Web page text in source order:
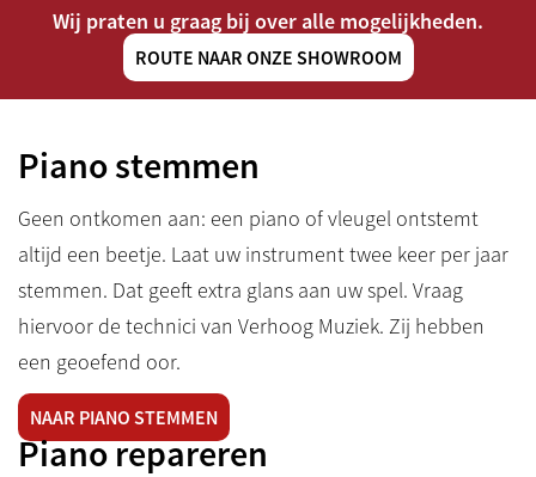
Wij praten u graag bij over alle mogelijkheden.
ROUTE NAAR ONZE SHOWROOM
Piano stemmen
Geen ontkomen aan: een piano of vleugel ontstemt
altijd een beetje. Laat uw instrument twee keer per jaar
stemmen. Dat geeft extra glans aan uw spel. Vraag
hiervoor de technici van Verhoog Muziek. Zij hebben
een geoefend oor.
NAAR PIANO STEMMEN
Piano repareren